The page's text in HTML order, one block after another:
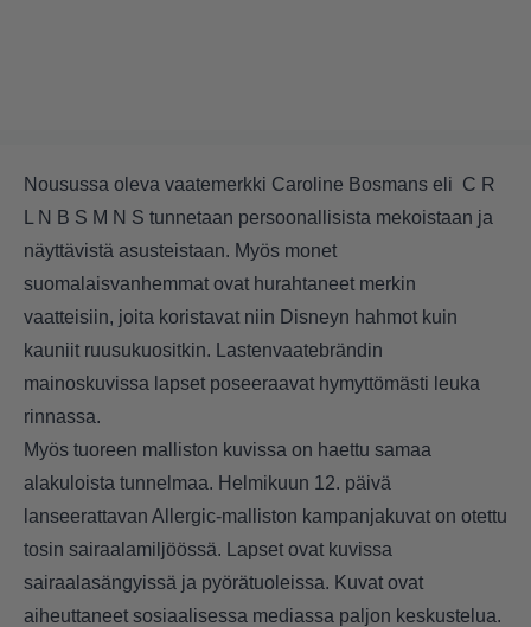
Nousussa oleva vaatemerkki Caroline Bosmans eli C R
L N B S M N S tunnetaan persoonallisista mekoistaan ja
näyttävistä asusteistaan. Myös monet
suomalaisvanhemmat ovat hurahtaneet merkin
vaatteisiin, joita koristavat niin Disneyn hahmot kuin
kauniit ruusukuositkin. Lastenvaatebrändin
mainoskuvissa lapset poseeraavat hymyttömästi leuka
rinnassa.
Myös tuoreen malliston kuvissa on haettu samaa
alakuloista tunnelmaa. Helmikuun 12. päivä
lanseerattavan Allergic-malliston kampanjakuvat on otettu
tosin sairaalamiljöössä. Lapset ovat kuvissa
sairaalasängyissä ja pyörätuoleissa. Kuvat ovat
aiheuttaneet sosiaalisessa mediassa paljon keskustelua.